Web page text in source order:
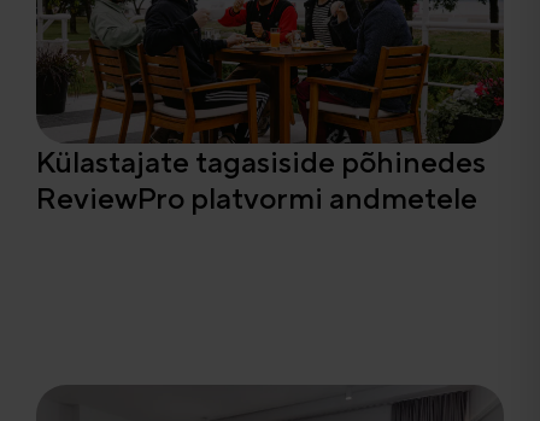
Külastajate tagasiside põhinedes
ReviewPro platvormi andmetele